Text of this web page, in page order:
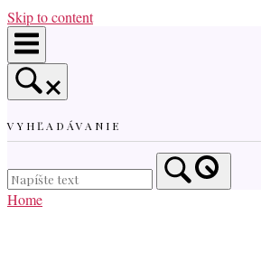
Skip to content
VYHĽADÁVANIE
Home